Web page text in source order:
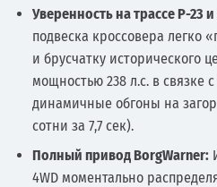
Уверенность на трассе Р-23
подвеска кроссовера легко
и брусчатку исторического
мощностью 238 л.с. в связке
динамичные обгоны на
сотни за 7,7 сек).
Полный привод BorgWarner:
4WD моментально